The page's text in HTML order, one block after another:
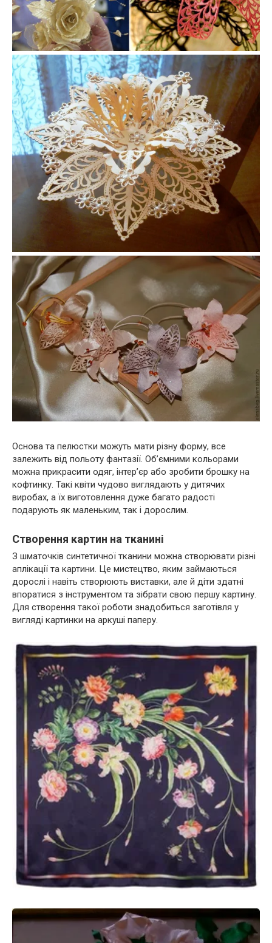
Основа та пелюстки можуть мати різну форму, все
залежить від польоту фантазії. Об’ємними кольорами
можна прикрасити одяг, інтер’єр або зробити брошку на
кофтинку. Такі квіти чудово виглядають у дитячих
виробах, а їх виготовлення дуже багато радості
подарують як маленьким, так і дорослим.
Створення картин на тканині
З шматочків синтетичної тканини можна створювати різні
аплікації та картини. Це мистецтво, яким займаються
дорослі і навіть створюють виставки, але й діти здатні
впоратися з інструментом та зібрати свою першу картину.
Для створення такої роботи знадобиться заготівля у
вигляді картинки на аркуші паперу.